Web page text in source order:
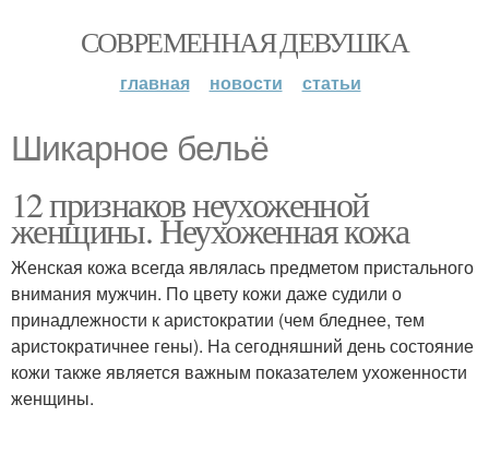
СОВРЕМЕННАЯ ДЕВУШКА
главная новости статьи
Шикарное бельё
12 признаков неухоженной
женщины. Неухоженная кожа
Женская кожа всегда являлась предметом пристального
внимания мужчин. По цвету кожи даже судили о
принадлежности к аристократии (чем бледнее, тем
аристократичнее гены). На сегодняшний день состояние
кожи также является важным показателем ухоженности
женщины.